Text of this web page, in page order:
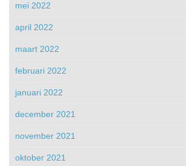
mei 2022
april 2022
maart 2022
februari 2022
januari 2022
december 2021
november 2021
oktober 2021